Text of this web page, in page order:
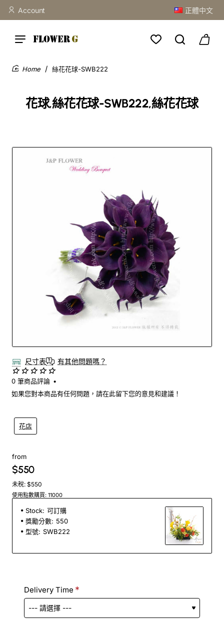
Account 正體中文
花球,絲花花球-SWB222,絲花花球
絲花花球-SWB222
尺寸表 有其他問題嗎？
花店
0 筆商品評論 •
如果您對本商品有任何問題，請在此留下您的意見和建議！
from
$550
未稅: $550
使用點數購買: 11000
Stock: 可訂購
獎勵分數: 550
型號: SWB222
Delivery Time